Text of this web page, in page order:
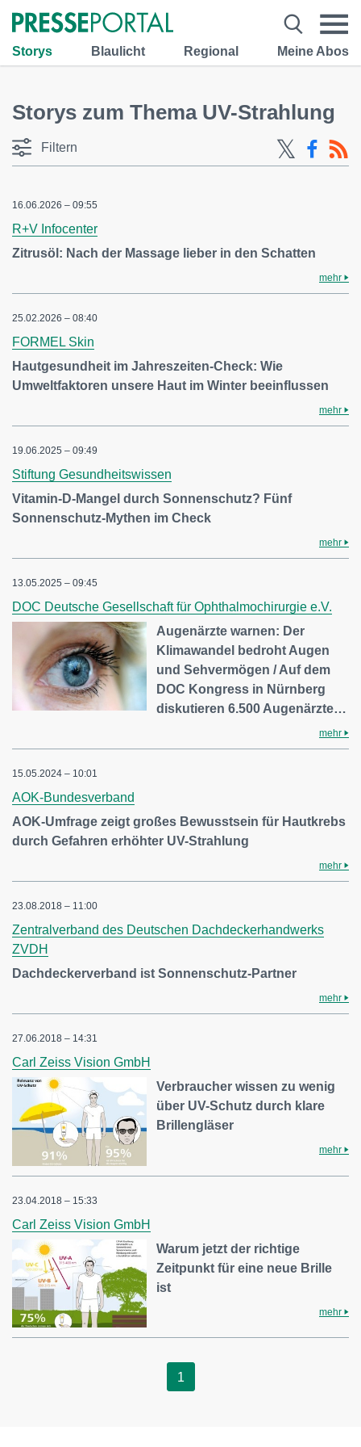
Storys Blaulicht Regional Meine Abos
Storys zum Thema UV-Strahlung
Filtern
16.06.2026 – 09:55
R+V Infocenter
Zitrusöl: Nach der Massage lieber in den Schatten
mehr
25.02.2026 – 08:40
FORMEL Skin
Hautgesundheit im Jahreszeiten-Check: Wie
Umweltfaktoren unsere Haut im Winter beeinflussen
mehr
19.06.2025 – 09:49
Stiftung Gesundheitswissen
Vitamin-D-Mangel durch Sonnenschutz? Fünf
Sonnenschutz-Mythen im Check
mehr
13.05.2025 – 09:45
DOC Deutsche Gesellschaft für Ophthalmochirurgie e.V.
Augenärzte warnen: Der
Klimawandel bedroht Augen
und Sehvermögen / Auf dem
DOC Kongress in Nürnberg
diskutieren 6.500 Augenärzte…
mehr
15.05.2024 – 10:01
AOK-Bundesverband
AOK-Umfrage zeigt großes Bewusstsein für Hautkrebs
durch Gefahren erhöhter UV-Strahlung
mehr
23.08.2018 – 11:00
Zentralverband des Deutschen Dachdeckerhandwerks
ZVDH
Dachdeckerverband ist Sonnenschutz-Partner
mehr
27.06.2018 – 14:31
Carl Zeiss Vision GmbH
Verbraucher wissen zu wenig
über UV-Schutz durch klare
Brillengläser
mehr
23.04.2018 – 15:33
Carl Zeiss Vision GmbH
Warum jetzt der richtige
Zeitpunkt für eine neue Brille
ist
mehr
1